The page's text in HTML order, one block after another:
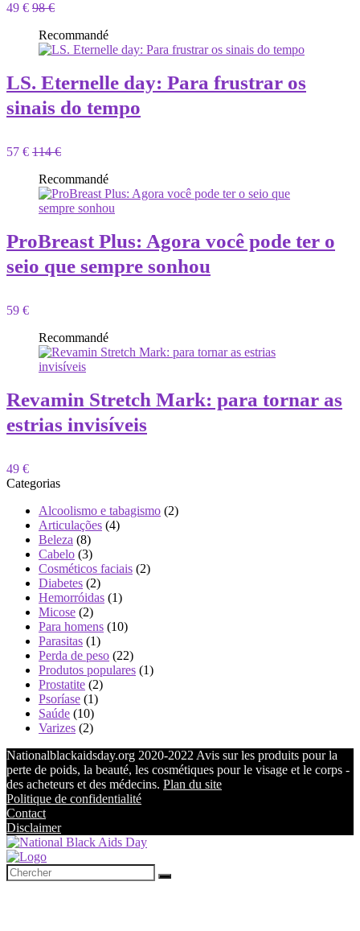
49 € 98 €
Recommandé
LS. Eternelle day: Para frustrar os
sinais do tempo
57 € 114 €
Recommandé
ProBreast Plus: Agora você pode ter o
seio que sempre sonhou
59 €
Recommandé
Revamin Stretch Mark: para tornar as
estrias invisíveis
49 €
Categorias
Alcoolismo e tabagismo (2)
Articulações (4)
Beleza (8)
Cabelo (3)
Cosméticos faciais (2)
Diabetes (2)
Hemorróidas (1)
Micose (2)
Para homens (10)
Parasitas (1)
Perda de peso (22)
Produtos populares (1)
Prostatite (2)
Psoríase (1)
Saúde (10)
Varizes (2)
Nationalblackaidsday.org 2020-2022 Avis sur les produits pour la
perte de poids, la beauté, les cosmétiques pour le visage et le corps -
des acheteurs et des médecins. Plan du site
Politique de confidentialité
Contact
Disclaimer